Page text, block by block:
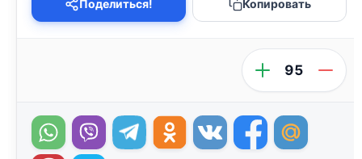
Поделиться! Копировать
95